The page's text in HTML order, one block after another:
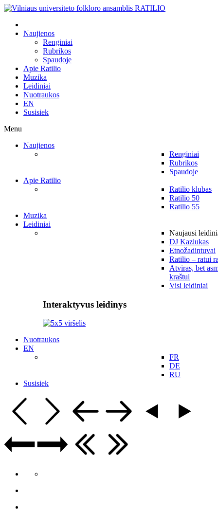
Naujienos
Renginiai
Rubrikos
Spaudoje
Apie Ratilio
Muzika
Leidiniai
Nuotraukos
EN
Susisiek
Menu
Naujienos
Renginiai
Rubrikos
Spaudoje
Apie Ratilio
Ratilio klubas
Ratilio 50
Ratilio 55
Muzika
Leidiniai
Naujausi
DJ Kaziukas
Etnožadintuvai
Ratilio – ratui
Atviras, bet
kraštui
Visi leidiniai
Interaktyvus leidinys
Nuotraukos
EN
FR
DE
RU
Susisiek